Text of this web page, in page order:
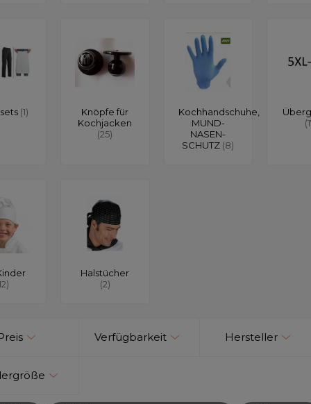
(1)
Knöpfe für
Kochjacken
(25)
Kochhandschuhe,
MUND-
NASEN-
SCHUTZ (8)
Halstücher
(2)
Verfügbarkeit Hersteller